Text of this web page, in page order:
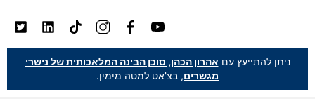
ניתן להתייעץ עם אהרון הכהן, סוכן הבינה המלאכותית של נישרי
מגשרים, בצ'אט למטה מימין.